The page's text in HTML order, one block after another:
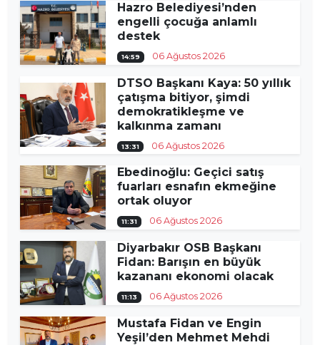
Hazro Belediyesi’nden
engelli çocuğa anlamlı
destek
14:59 06 Ağustos 2026
DTSO Başkanı Kaya: 50 yıllık
çatışma bitiyor, şimdi
demokratikleşme ve
kalkınma zamanı
13:31 06 Ağustos 2026
Ebedinoğlu: Geçici satış
fuarları esnafın ekmeğine
ortak oluyor
11:31 06 Ağustos 2026
Diyarbakır OSB Başkanı
Fidan: Barışın en büyük
kazananı ekonomi olacak
11:13 06 Ağustos 2026
Mustafa Fidan ve Engin
Yeşil’den Mehmet Mehdi